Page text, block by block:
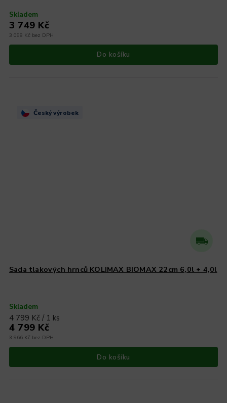
Skladem
3 098 Kč bez DPH
3 749 Kč
Do košíku
Český výrobek
Sada tlakových hrnců KOLIMAX BIOMAX 22cm 6,0l + 4,0l
Skladem
3 966 Kč bez DPH
4 799 Kč
4 799 Kč / 1 ks
Do košíku